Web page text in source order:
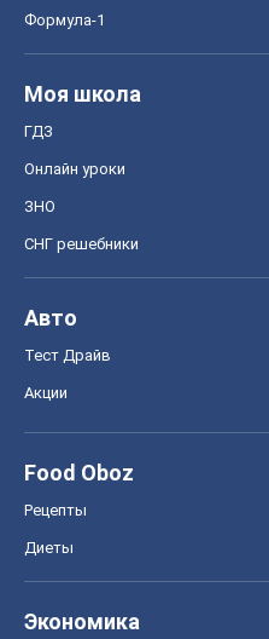
Формула-1
Моя школа
ГДЗ
Онлайн уроки
ЗНО
СНГ решебники
Авто
Тест Драйв
Акции
Food Oboz
Рецепты
Диеты
Экономика